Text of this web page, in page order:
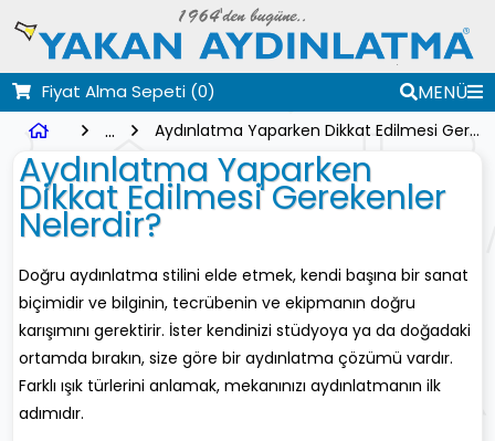
Fiyat Alma Sepeti (0)
MENÜ
...
Aydınlatma Yaparken Dikkat Edilmesi Gerekenler Nelerdir?
Aydınlatma Yaparken
Dikkat Edilmesi Gerekenler
Nelerdir?
Doğru aydınlatma stilini elde etmek, kendi başına bir sanat
biçimidir ve bilginin, tecrübenin ve ekipmanın doğru
karışımını gerektirir. İster kendinizi stüdyoya ya da doğadaki
ortamda bırakın, size göre bir aydınlatma çözümü vardır.
Farklı ışık türlerini anlamak, mekanınızı aydınlatmanın ilk
adımıdır.